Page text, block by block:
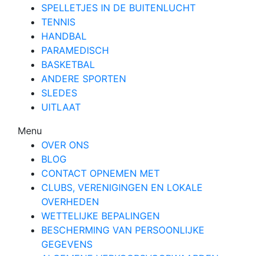
SPELLETJES IN DE BUITENLUCHT
TENNIS
HANDBAL
PARAMEDISCH
BASKETBAL
ANDERE SPORTEN
SLEDES
UITLAAT
Menu
OVER ONS
BLOG
CONTACT OPNEMEN MET
CLUBS, VERENIGINGEN EN LOKALE
OVERHEDEN
WETTELIJKE BEPALINGEN
BESCHERMING VAN PERSOONLIJKE
GEGEVENS